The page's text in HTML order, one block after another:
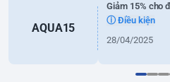
AQUA15
Giảm 15% cho
ⓘ Điều kiện
28/04/2025